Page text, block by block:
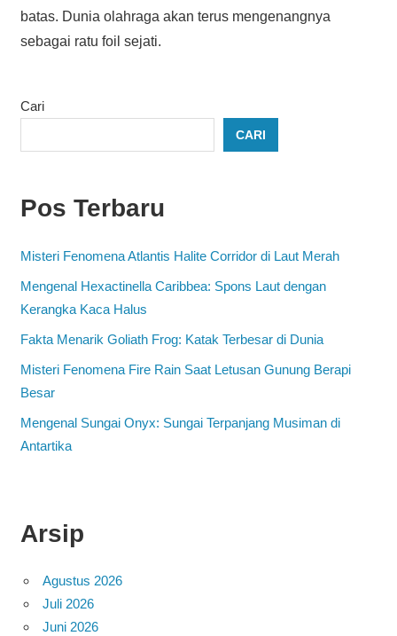
batas. Dunia olahraga akan terus mengenangnya
sebagai ratu foil sejati.
Cari
CARI
Pos Terbaru
Misteri Fenomena Atlantis Halite Corridor di Laut Merah
Mengenal Hexactinella Caribbea: Spons Laut dengan
Kerangka Kaca Halus
Fakta Menarik Goliath Frog: Katak Terbesar di Dunia
Misteri Fenomena Fire Rain Saat Letusan Gunung Berapi
Besar
Mengenal Sungai Onyx: Sungai Terpanjang Musiman di
Antartika
Arsip
Agustus 2026
Juli 2026
Juni 2026